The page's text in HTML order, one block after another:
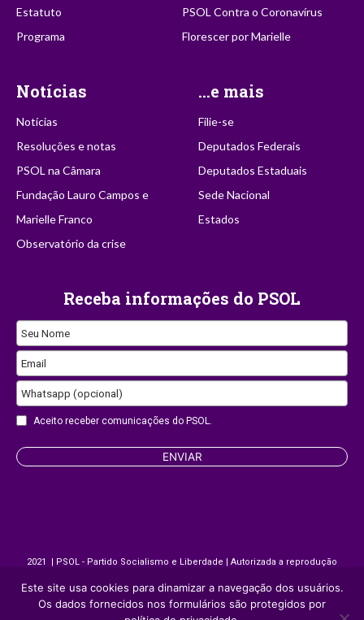
Estatuto
Programa
PSOL Contra o Coronavírus
Florescer por Marielle
Notícias
Notícias
Resoluções e notas
PSOL na Câmara
Fundação Lauro Campos e
Marielle Franco
Observatório da crise
...e mais
Filie-se
Deputados Federais
Deputados Estaduais
Sede Nacional
Estados
Receba informações do PSOL
Seu Nome
Email
Your
Website
Whatsapp (opcional)
Aceito receber comunicações do PSOL.
ENVIAR
2021 | PSOL - Partido Socialismo e Liberdade | Autorizada a reprodução
desde que citada a fonte.
Site desenvolvido porAppmobi
Este site usa cookies para dinamizar a navegação dos usuários.
Os dados fornecidos nos formulários são protegidos por